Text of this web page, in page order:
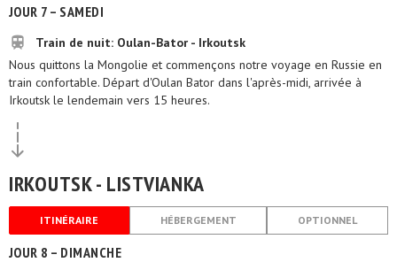
JOUR 7 – SAMEDI
Train de nuit: Oulan-Bator - Irkoutsk
Nous quittons la Mongolie et commençons notre voyage en Russie en
train confortable. Départ d'Oulan Bator dans l'après-midi, arrivée à
Irkoutsk le lendemain vers 15 heures.
IRKOUTSK - LISTVIANKA
ITINÉRAIRE HÉBERGEMENT OPTIONNEL
JOUR 8 – DIMANCHE